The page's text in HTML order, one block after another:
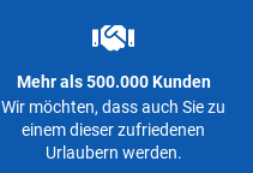
Mehr als 500.000 Kunden
Wir möchten, dass auch Sie zu
einem dieser zufriedenen
Urlaubern werden.